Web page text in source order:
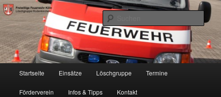
Zum
primären
Inhalt
springenFF Köln, LG RD
Freiwillige Feuerwehr Köln, Löschgruppe Rodenkirchen
Startseite Einsätze Löschgruppe Termine
Förderverein Infos & Tipps Kontakt